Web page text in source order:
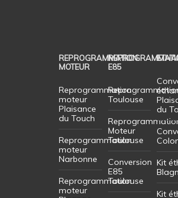
REPROGRAMMATION
MOTEUR
Reprogrammation
moteur
Plaisance
du Touch
Reprogrammation
moteur
Narbonne
Reprogrammation
moteur
E85
Toulouse
Moteur
Toulouse
Conversion
E85
Toulouse
du
Kit
Kit